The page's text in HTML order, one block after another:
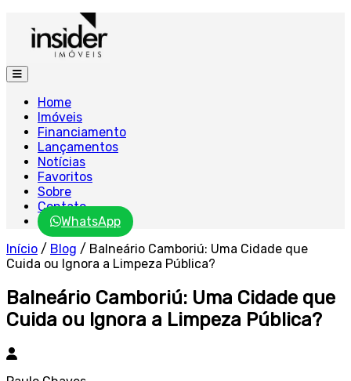
Home
Imóveis
Financiamento
Lançamentos
Notícias
Favoritos
Sobre
Contato
WhatsApp
Início / Blog / Balneário Camboriú: Uma Cidade que
Cuida ou Ignora a Limpeza Pública?
Balneário Camboriú: Uma Cidade que
Cuida ou Ignora a Limpeza Pública?